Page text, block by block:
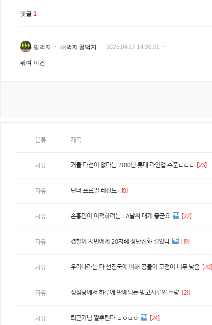
댓글 1
핑벅지 내벅지 꿀벅지 2025.04.17 14:36:21
뭐여 이건
분류 제목
자유 거를 타선이 없다는 2010년 롯데 라인업 수준ㄷㄷㄷ [23]
자유 틴더 프로필 레전드 [18]
자유 손흥민이 이적하려는 LA날씨 대게 좋군요 [22]
자유 경찰이 시민에게 20차례 장난전화 걸었다 [19]
자유 우리나라는 타 선진국에 비해 공돌이 고점이 너무 낮음 [20]
자유 성심당에서 하루에 판매되는 망고시루의 수량 [21]
자유 퇴근기념 짤뿌린다 ㅂㅇㅂㅇ [24]